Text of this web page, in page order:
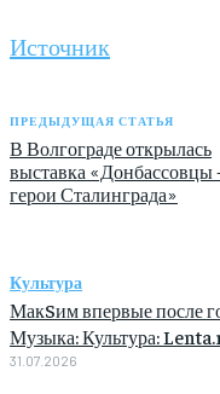
Источник
ПРЕДЫДУЩАЯ СТАТЬЯ
В Волгограде открылась
выставка «Донбассовцы
герои Сталинграда»
Культура
МакSим впервые после
Музыка: Культура:
31.07.2026